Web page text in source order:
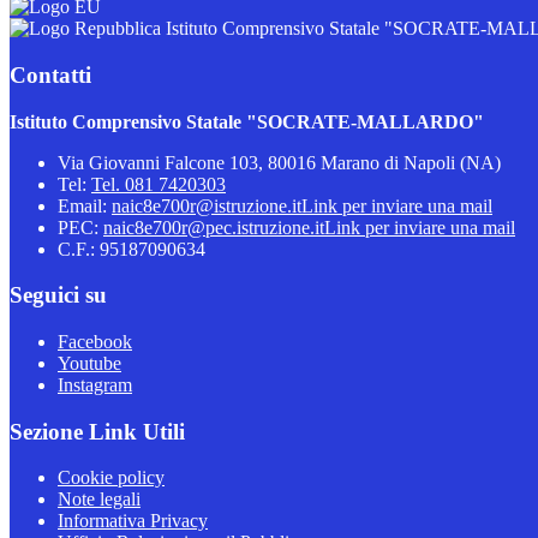
Istituto Comprensivo Statale "SOCRATE-
Contatti
Istituto Comprensivo Statale "SOCRATE-MALLARDO"
Via Giovanni Falcone 103, 80016 Marano di Napoli (NA)
Tel: Tel. 081 7420303
Email: naic8e700r@istruzione.itLink per inviare una mail
PEC: naic8e700r@pec.istruzione.itLink per inviare una mail
C.F.: 95187090634
Seguici su
Facebook
Youtube
Instagram
Sezione Link Utili
Cookie policy
Note legali
Informativa Privacy